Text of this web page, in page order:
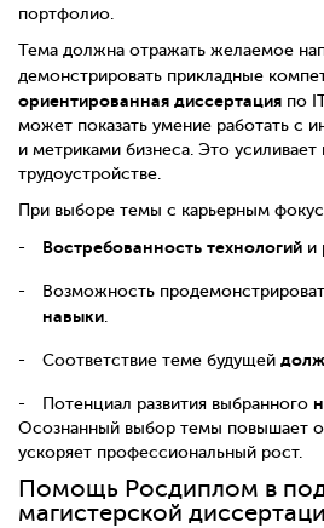
портфолио.
Тема должна отражать желаемое
демонстрировать прикладные
ориентированная диссертация по
может показать умение работать с
и метриками бизнеса. Это усиливает
трудоустройстве.
При выборе темы с карьерным
Востребованность технологий и
Возможность
навыки
Соответствие теме будущей
Потенциал развития выбранного
Осознанный выбор темы повышает
ускоряет профессиональный рост.
Помощь Росдиплом в
магистерской